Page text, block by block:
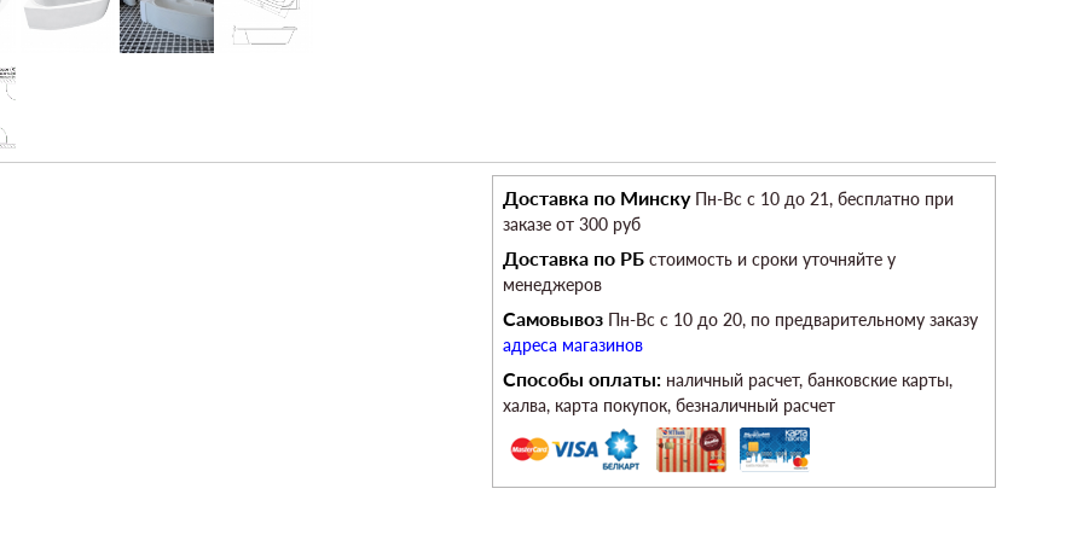
Доставка по МинскуПн-Вс c 10 до 21, бесплатно при
заказе от 300 руб
Доставка по РБ стоимость и сроки уточняйте у
менеджеров
Самовывоз Пн-Вс c 10 до 20, по предварительному заказу
адреса магазинов
Способы оплаты: наличный расчет, банковские карты,
халва, карта покупок, безналичный расчет